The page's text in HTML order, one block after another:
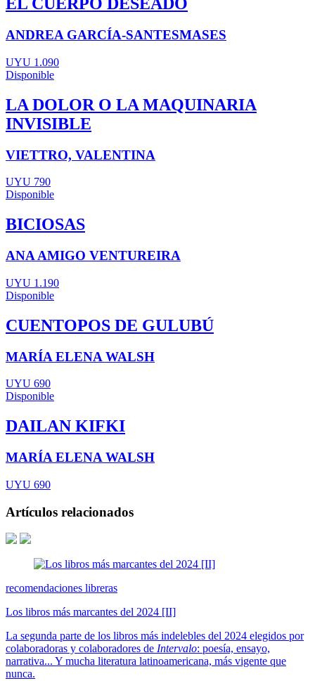
EL CUERPO DESEADO
ANDREA GARCÍA-SANTESMASES
UYU 1.090
Disponible
LA DOLOR O LA MAQUINARIA
INVISIBLE
VIETTRO, VALENTINA
UYU 790
Disponible
BICIOSAS
ANA AMIGO VENTUREIRA
UYU 1.190
Disponible
CUENTOPOS DE GULUBÚ
MARÍA ELENA WALSH
UYU 690
Disponible
DAILAN KIFKI
MARÍA ELENA WALSH
UYU 690
Artículos relacionados
recomendaciones libreras
Los libros más marcantes del 2024 [II]
La segunda parte de los libros más indelebles del 2024 elegidos por
colaboradoras y colaboradores de Intervalo: poesía, ensayo,
narrativa... Y mucha literatura latinoamericana, más vigente que
nunca.